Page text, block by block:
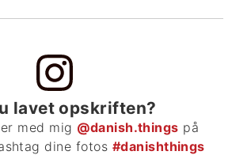
lavet opskriften?
med mig @danish.things på
dine fotos #danishthings